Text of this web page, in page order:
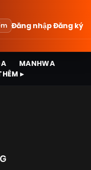
Đăng nhậpĐăng ký
MANHWA
▸